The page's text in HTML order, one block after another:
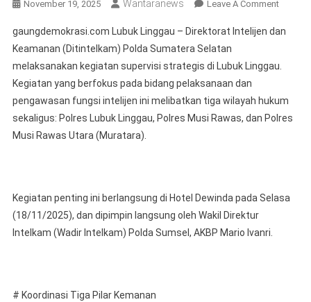
November 19, 2025 Wantaranews Leave A CommentOn
Sumsel,
Mario
Ivanri
Di
gaungdemokrasi.com Lubuk Linggau – Direktorat Intelijen dan
Keamanan (Ditintelkam) Polda Sumatera Selatan
melaksanakan kegiatan supervisi strategis di Lubuk Linggau.
Kegiatan yang berfokus pada bidang pelaksanaan dan
pengawasan fungsi intelijen ini melibatkan tiga wilayah hukum
sekaligus: Polres Lubuk Linggau, Polres Musi Rawas, dan Polres
Musi Rawas Utara (Muratara).
Kegiatan penting ini berlangsung di Hotel Dewinda pada Selasa
(18/11/2025), dan dipimpin langsung oleh Wakil Direktur
Intelkam (Wadir Intelkam) Polda Sumsel, AKBP Mario Ivanri.
# Koordinasi Tiga Pilar Kemanan